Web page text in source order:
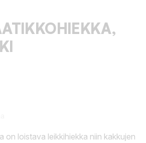
on loistava leikkihiekka niin kakkujen